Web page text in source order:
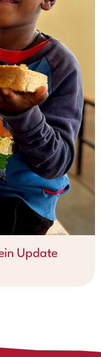
Update